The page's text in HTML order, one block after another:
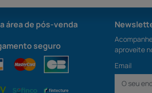
área de pós-venda
seguro
aproveite
Email